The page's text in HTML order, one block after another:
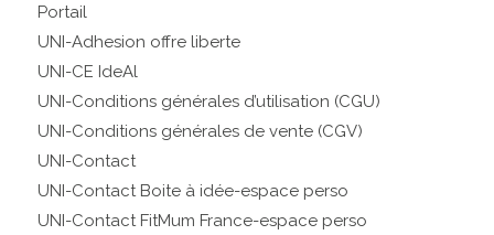
Portail
UNI-Adhesion offre liberte
UNI-CE IdeAl
UNI-Conditions générales d’utilisation (CGU)
UNI-Conditions générales de vente (CGV)
UNI-Contact
UNI-Contact Boite à idée-espace perso
UNI-Contact FitMum France-espace perso